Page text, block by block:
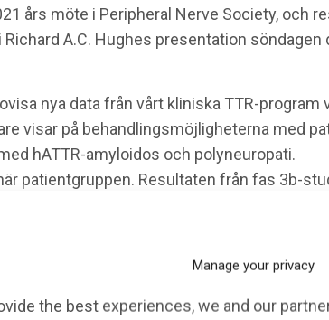
Manage your privacy
the best experiences, we and our
års möte i Peripheral Nerve Society, och
A.C. Hughes presentation söndagen
nya data från vårt kliniska TTR-program
visar på behandlingsmöjligheterna med
hATTR-amyloidos och polyneuropati.
patientgruppen. Resultaten från fas 3b-
samt förbättrad neuropati och
M.D. och Vice President för den
från vår HELIOS-A-studie av
subkutant en gång per kvartal, är
hATTR-amyloidos och polyneuropati,